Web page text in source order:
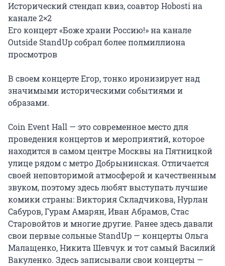
Исторический стендап квиз, соавтор Hobosti на
канале 2×2
Его концерт «Боже храни Россию!» на канале
Outside StandUp собрал более полмиллиона
просмотров
В своем концерте Егор, тонко иронизирует над
значимыми историческими событиями и
образами.
Coin Event Hall — это современное место для
проведения концертов и мероприятий, которое
находится в самом центре Москвы на Пятницкой
улице рядом с метро Добрынинская. Отличается
своей неповторимой атмосферой и качественным
звуком, поэтому здесь любят выступать лучшие
комики страны: Виктория Складчикова, Нурлан
Сабуров, Гурам Амарян, Иван Абрамов, Стас
Старовойтов и многие другие. Ранее здесь давали
свои первые сольные StandUp — концерты Ольга
Малащенко, Никита Шевчук и тот самый Василий
Вакуленко. Здесь записывали свои концерты —